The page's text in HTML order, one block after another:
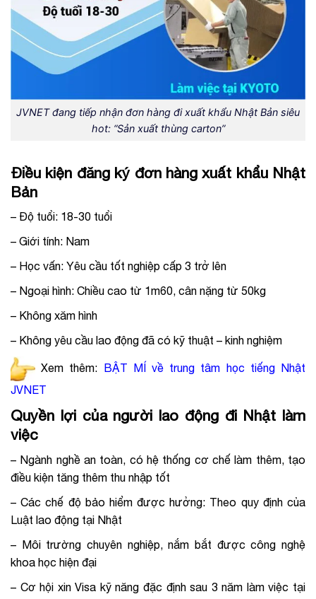
JVNET đang tiếp nhận đơn hàng đi xuất khẩu Nhật Bản siêu
hot: “Sản xuất thùng carton”
Điều kiện đăng ký đơn hàng xuất khẩu Nhật
Bản
– Độ tuổi: 18-30 tuổi
– Giới tính: Nam
– Học vấn: Yêu cầu tốt nghiệp cấp 3 trở lên
– Ngoại hình: Chiều cao từ 1m60, cân nặng từ 50kg
– Không xăm hình
– Không yêu cầu lao động đã có kỹ thuật – kinh nghiệm
Xem thêm: BẬT MÍ về trung tâm học tiếng Nhật
JVNET
Quyền lợi của người lao động đi Nhật làm
việc
– Ngành nghề an toàn, có hệ thống cơ chế làm thêm, tạo
điều kiện tăng thêm thu nhập tốt
– Các chế độ bảo hiểm được hưởng: Theo quy định của
Luật lao động tại Nhật
– Môi trường chuyên nghiệp, nắm bắt được công nghệ
khoa học hiện đại
– Cơ hội xin Visa kỹ năng đặc định sau 3 năm làm việc tại